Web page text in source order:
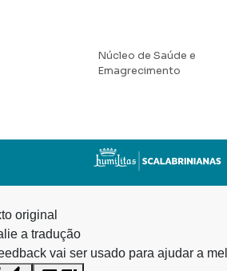
Núcleo de Saúde e
Emagrecimento
original
a tradução
vai ser usado para ajudar a